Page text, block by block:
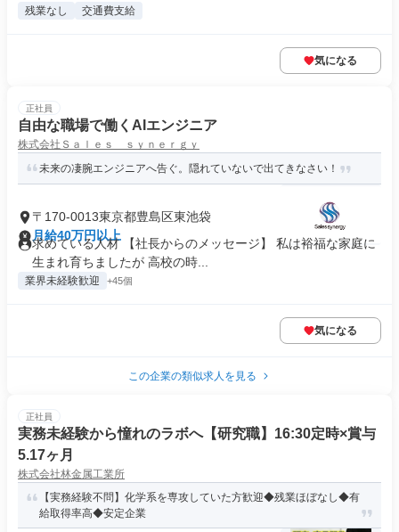
残業なし 交通費支給
気になる
正社員
自由な職場で働くAIエンジニア
株式会社Ｓａｌｅｓ ｓｙｎｅｒｇｙ
未来の凄腕エンジニアへ告ぐ。隠れていないで出てきなさい！
〒170-0013東京都豊島区東池袋
月給40万円以上
求めている人材 【社長からのメッセージ】 私は裕福な家庭に
生まれ育ちましたが 高校の時...
業界未経験歓迎 +45個
気になる
この企業の類似求人を見る
正社員
実務未経験から憧れのラボへ【研究職】16:30定時×賞与
5.17ヶ月
株式会社林金属工業所
【実務経験不問】化学系を専攻していた方歓迎◆残業ほぼなし◆有
給取得率高◆安定企業